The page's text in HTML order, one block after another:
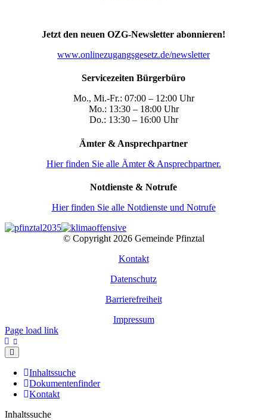
Jetzt den neuen OZG-Newsletter abonnieren!
www.onlinezugangsgesetz.de/newsletter
Servicezeiten Bürgerbüro
Mo., Mi.-Fr.: 07:00 – 12:00 Uhr
Mo.: 13:30 – 18:00 Uhr
Do.: 13:30 – 16:00 Uhr
Ämter & Ansprechpartner
Hier finden Sie alle Ämter & Ansprechpartner.
Notdienste & Notrufe
Hier finden Sie alle Notdienste und Notrufe
© Copyright 2026 Gemeinde Pfinztal
Kontakt
Datenschutz
Barrierefreiheit
Impressum
Page load link
Inhaltssuche
Dokumentenfinder
Kontakt
Inhaltssuche